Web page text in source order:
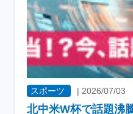
スポーツ | 2026/07/03
北中米W杯で話題沸